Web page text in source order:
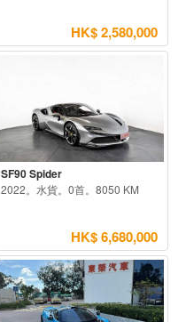
HK$ 2,580,000
SF90 Spider
2022。水貨。0首。8050 KM
HK$ 6,680,000